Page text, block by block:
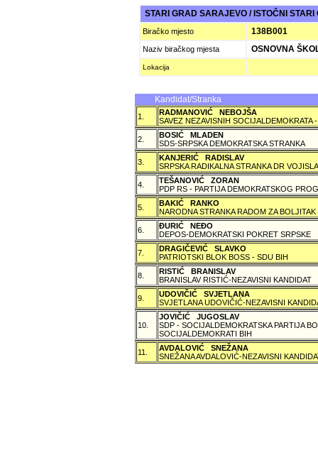
STARI GRAD SARAJEVO / ISTOČNI
Biračko mjesto 138B001
Naziv biračkog mjesta OSNOVNA
Lokacija
Kandidat/Stranka
1.
RADMANOVIĆ NEBOJŠA
SAVEZ NEZAVISNIH SOCIJALDEMOKRATA
2.
BOSIĆ MLADEN
SDS-SRPSKA DEMOKRATSKA STRANKA
3.
KANJERIĆ RADISLAV
SRPSKA RADIKALNA STRANKA DR
4.
TEŠANOVIĆ ZORAN
PDP RS - PARTIJA DEMOKRATSKOG
5.
BAKIĆ RANKO
NARODNA STRANKA RADOM ZA BOLJITAK
6.
ÐURIĆ NEÐO
DEPOS-DEMOKRATSKI POKRET SRPSKE
7.
DRAGIČEVIĆ SLAVKO
PATRIOTSKI BLOK BOSS - SDU BIH
8.
RISTIĆ BRANISLAV
BRANISLAV RISTIĆ-NEZAVISNI KANDIDAT
9.
UDOVIČIĆ SVJETLANA
SVJETLANA UDOVIČIĆ-NEZAVISNI
10.
JOVIČIĆ JUGOSLAV
SDP - SOCIJALDEMOKRATSKA PARTIJA
SOCIJALDEMOKRATI BIH
11.
AVDALOVIĆ SNEŽANA
SNEŽANA AVDALOVIĆ-NEZAVISNI